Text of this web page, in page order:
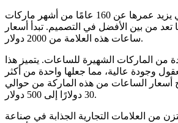
التي يزيد عمرها عن 160 عامًا من أشهر ماركات
تعد من بين الأفضل في التصميم. تبدأ أسعار
ساعات هذه العلامة من 2000 دولار.
الماركات الشهيرة للساعات. يتميز هذا
وجودة عالية، مما جعلها واحدة من أكثر
أسعار الساعات من هذه الماركة من حوالي
30 دولارًا إلى 500 دولار.
من العلامات التجارية الجذابة في صناعة